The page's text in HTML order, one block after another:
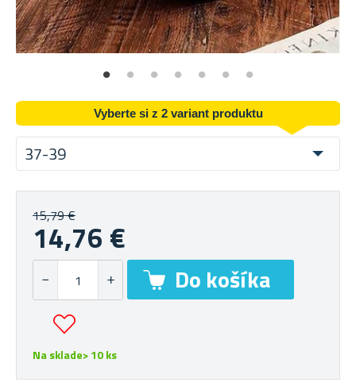
Vyberte si z 2 variant produktu
37-39
15,79 €
14,76 €
Na sklade> 10 ks